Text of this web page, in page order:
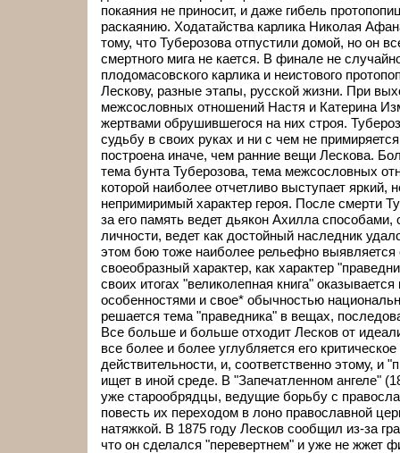
покаяния не приносит, и даже гибель
раскаянию. Ходатайства карлика Николая
тому, что Туберозова отпустили домой, но он
смертного мига не кается. В финале не
плодомасовского карлика и неистового
Лескову, разные этапы, русской жизни. При
межсословных отношений Настя и Катерина
жертвами обрушившегося на них строя.
судьбу в своих руках и ни с чем не
построена иначе, чем ранние вещи Лескова.
тема бунта Туберозова, тема межсословных
которой наиболее отчетливо выступает яркий,
непримиримый характер героя. После смерти
за его память ведет дьякон Ахилла способами,
личности, ведет как достойный наследник
этом бою тоже наиболее рельефно выявляется
своеобразный характер, как характер
своих итогах "великолепная книга"
особенностями и свое* обычностью
решается тема "праведника" в вещах,
Все больше и больше отходит Лесков от
все более и более углубляется его
действительности, и, соответственно этому, и
ищет в иной среде. В "Запечатленном ангеле"
уже старообрядцы, ведущие борьбу с
повесть их переходом в лоно православной
натяжкой. В 1875 году Лесков сообщил из-за
что он сделался "перевертнем" и уже не жжет